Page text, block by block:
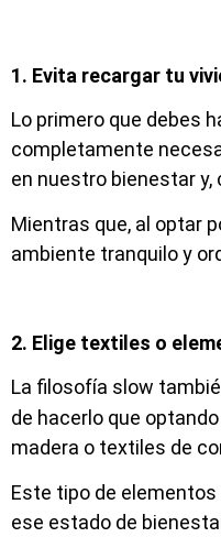
1. Evita recargar tu
Lo primero que debes
completamente
en nuestro bienestar
Mientras que, al optar
ambiente tranquilo y
2. Elige textiles o
La filosofía slow
de hacerlo que
madera o textiles de
Este tipo de
ese estado de